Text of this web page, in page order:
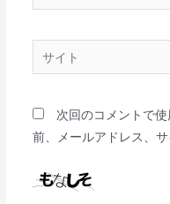
次回のコメントで
前、メールアドレス、サ